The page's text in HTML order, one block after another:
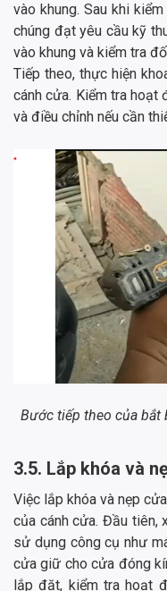
vào khung. Sau khi
chúng đạt yêu cầu kỹ
vào khung và kiểm tra
Tiếp theo, thực hiện
cánh cửa. Kiểm tra
và điều chỉnh nếu cần
Bước tiếp theo của bắt
3.5. Lắp khóa và
Việc lắp khóa và nẹp
của cánh cửa. Đầu tiên,
sử dụng công cụ như
cửa giữ cho cửa đóng
lắp đặt, kiểm tra hoạt